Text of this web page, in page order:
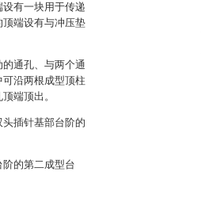
有一块用于传递
端设有与冲压垫
通孔、与两个通
沿两根成型顶柱
端顶出。
插针基部台阶的
的第二成型台